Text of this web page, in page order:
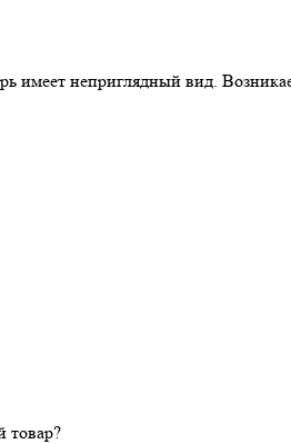
имеет неприглядный вид.
товар?